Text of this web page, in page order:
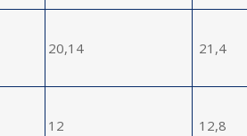
20,14 21,4
12 12,8